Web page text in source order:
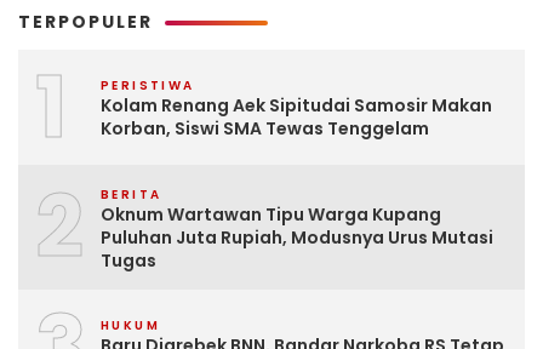
TERPOPULER
1 PERISTIWA
Kolam Renang Aek Sipitudai Samosir Makan
Korban, Siswi SMA Tewas Tenggelam
2 BERITA
Oknum Wartawan Tipu Warga Kupang
Puluhan Juta Rupiah, Modusnya Urus Mutasi
Tugas
HUKUM